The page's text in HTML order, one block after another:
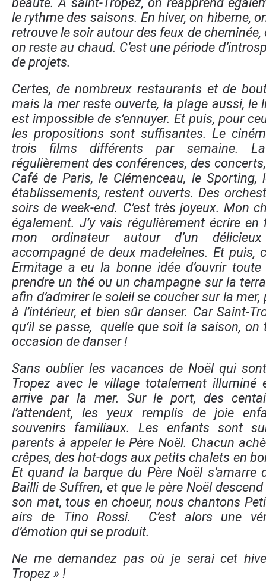
le rythme des saisons. En hiver, on hiberne,
retrouve le soir autour des feux de
on reste au chaud. C’est une période
de projets.
Certes, de nombreux restaurants et de
mais la mer reste ouverte, la plage aussi, le
est impossible de s’ennuyer. Et puis, pour
les propositions sont suffisantes. Le
trois films différents par semaine.
régulièrement des conférences, des
Café de Paris, le Clémenceau, le Sporting,
établissements, restent ouverts. Des
soirs de week-end. C’est très joyeux. Mon
également. J’y vais régulièrement écrire
mon ordinateur autour d’un
accompagné de deux madeleines. Et puis,
Ermitage a eu la bonne idée d’ouvrir toute
prendre un thé ou un champagne sur la
afin d’admirer le soleil se coucher sur la
à l’intérieur, et bien sûr danser. Car Saint-
qu’il se passe, quelle que soit la saison, on
occasion de danser !
Sans oublier les vacances de Noël qui
Tropez avec le village totalement illuminé
arrive par la mer. Sur le port, des
l’attendent, les yeux remplis de joie
souvenirs familiaux. Les enfants sont
parents à appeler le Père Noël. Chacun
crêpes, des hot-dogs aux petits chalets en
Et quand la barque du Père Noël s’amarre
Bailli de Suffren, et que le père Noël
son mat, tous en choeur, nous chantons
airs de Tino Rossi. C’est alors une
d’émotion qui se produit.
Ne me demandez pas où je serai cet
Tropez » !